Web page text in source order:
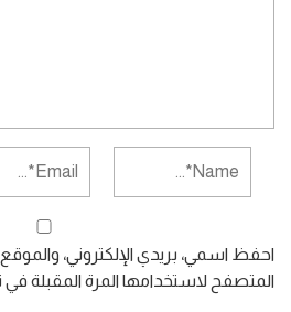
احفظ اسمي، بريدي الإلكتروني،
المتصفح لاستخدامها المرة المقبلة في